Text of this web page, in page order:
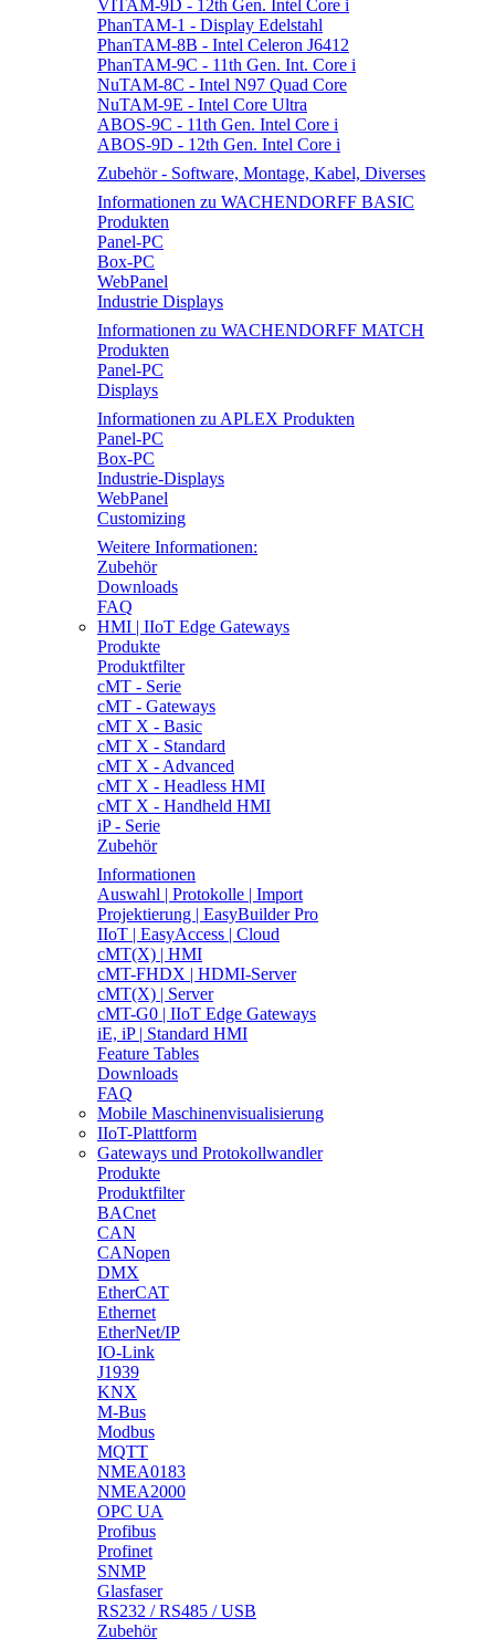
VITAM-9D - 12th Gen. Intel Core i
PhanTAM-1 - Display Edelstahl
PhanTAM-8B - Intel Celeron J6412
PhanTAM-9C - 11th Gen. Int. Core i
NuTAM-8C - Intel N97 Quad Core
NuTAM-9E - Intel Core Ultra
ABOS-9C - 11th Gen. Intel Core i
ABOS-9D - 12th Gen. Intel Core i
Zubehör - Software, Montage, Kabel, Diverses
Informationen zu WACHENDORFF BASIC
Produkten
Panel-PC
Box-PC
WebPanel
Industrie Displays
Informationen zu WACHENDORFF MATCH
Produkten
Panel-PC
Displays
Informationen zu APLEX Produkten
Panel-PC
Box-PC
Industrie-Displays
WebPanel
Customizing
Weitere Informationen:
Zubehör
Downloads
FAQ
HMI | IIoT Edge Gateways
Produkte
Produktfilter
cMT - Serie
cMT - Gateways
cMT X - Basic
cMT X - Standard
cMT X - Advanced
cMT X - Headless HMI
cMT X - Handheld HMI
iP - Serie
Zubehör
Informationen
Auswahl | Protokolle | Import
Projektierung | EasyBuilder Pro
IIoT | EasyAccess | Cloud
cMT(X) | HMI
cMT-FHDX | HDMI-Server
cMT(X) | Server
cMT-G0 | IIoT Edge Gateways
iE, iP | Standard HMI
Feature Tables
Downloads
FAQ
Mobile Maschinenvisualisierung
IIoT-Plattform
Gateways und Protokollwandler
Produkte
Produktfilter
BACnet
CAN
CANopen
DMX
EtherCAT
Ethernet
EtherNet/IP
IO-Link
J1939
KNX
M-Bus
Modbus
MQTT
NMEA0183
NMEA2000
OPC UA
Profibus
Profinet
SNMP
Glasfaser
RS232 / RS485 / USB
Zubehör